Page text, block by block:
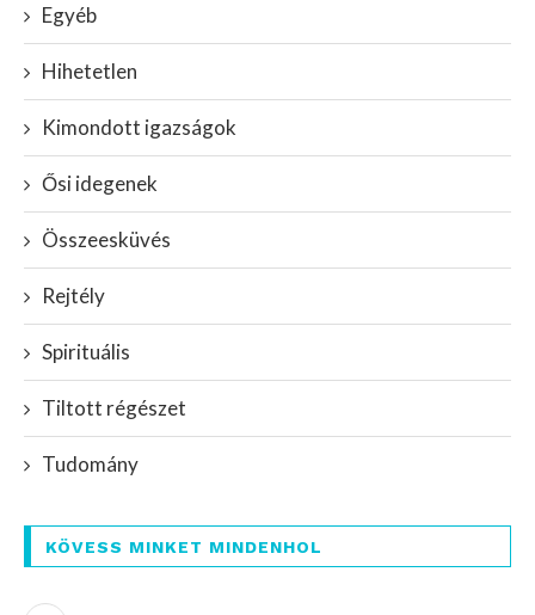
Egyéb
Hihetetlen
Kimondott igazságok
Ősi idegenek
Összeesküvés
Rejtély
Spirituális
Tiltott régészet
Tudomány
KÖVESS MINKET MINDENHOL